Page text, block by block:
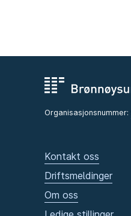
Organisasjonsnummer:
Kontakt oss
Driftsmeldinger
Om oss